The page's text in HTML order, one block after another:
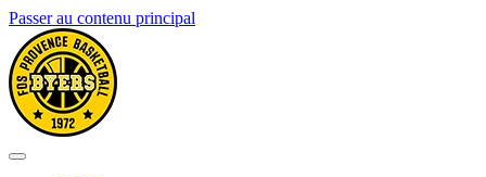
Passer au contenu principal